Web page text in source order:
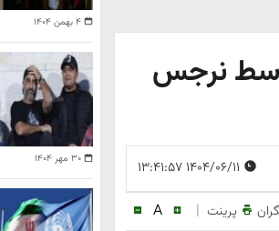
نرجس
پرینت |
A
۴ بهمن ۱۴۰۴
۳۰ مهر ۱۴۰۴